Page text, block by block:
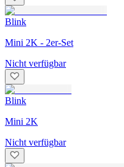
Blink
Mini 2K - 2er-Set
Nicht verfügbar
Blink
Mini 2K
Nicht verfügbar